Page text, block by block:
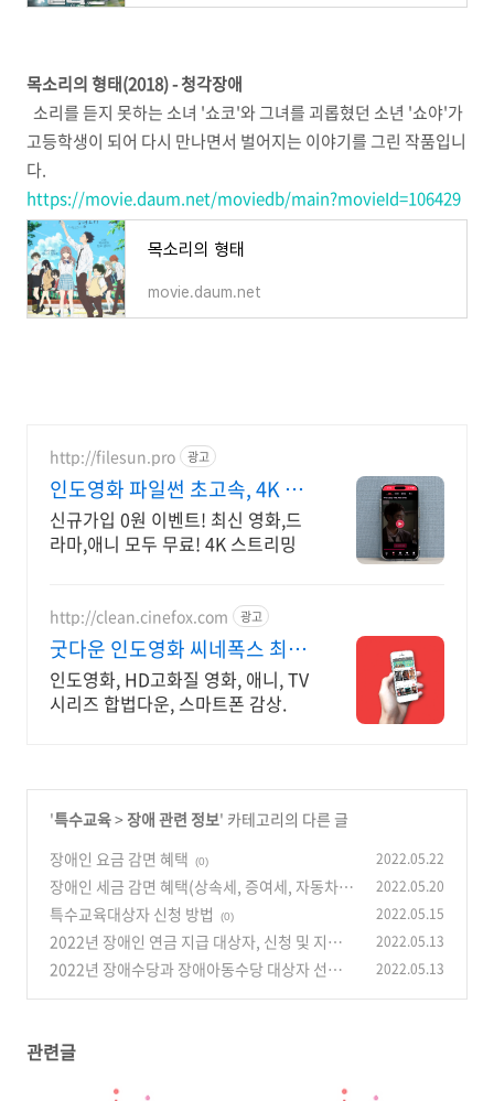
목소리의 형태(2018) - 청각장애
소리를 듣지 못하는 소녀 '쇼코'와 그녀를 괴롭혔던 소년 '쇼야'가
고등학생이 되어 다시 만나면서 벌어지는 이야기를 그린 작품입니
다.
https://movie.daum.net/moviedb/main?movieId=106429
목소리의 형태
movie.daum.net
http://filesun.pro 광고
인도영화 파일썬 초고속, 4K 실
시간 보기!
신규가입 0원 이벤트! 최신 영화,드
라마,애니 모두 무료! 4K 스트리밍
http://clean.cinefox.com 광고
굿다운 인도영화 씨네폭스 최대
3만원+10%추가적립
인도영화, HD고화질 영화, 애니, TV
시리즈 합법다운, 스마트폰 감상.
'특수교육> 장애 관련 정보' 카테고리의 다른 글
장애인 요금 감면 혜택
(0) 2022.05.22
장애인 세금 감면 혜택(상속세, 증여세, 자동차,
보장구)
(0)
2022.05.20
특수교육대상자 신청 방법 (0) 2022.05.15
2022년 장애인 연금 지급 대상자, 신청 및 지급
방법, 지급 금액 한번에 알기 (0)
2022.05.13
2022년 장애수당과 장애아동수당 대상자 선정기
2022.05.13
관련글